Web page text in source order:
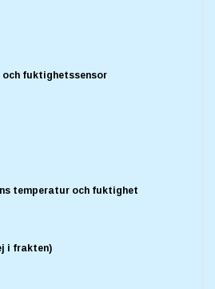
och fuktighetssensor
temperatur och fuktighet
i frakten)